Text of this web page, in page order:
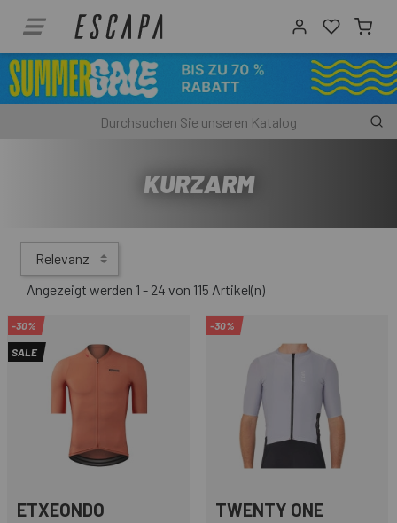
KURZARM
Relevanz
Angezeigt werden 1 - 24 von 115 Artikel(n)
-30%
SALE
ETXEONDO
-30%
TWENTY ONE